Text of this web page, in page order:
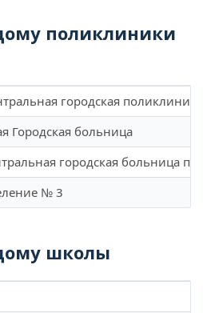
поликлиники
городская
Городская больница
городская больница
№ 3
школы